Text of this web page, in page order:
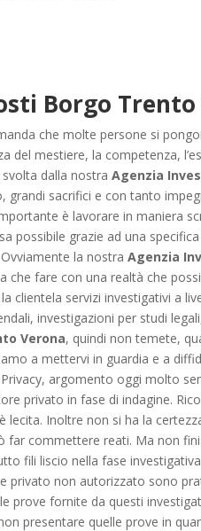
Borgo Trento
che molte persone si
mestiere, la competenza,
svolta dalla nostraAgenzia
sacrifici e con tanto
è lavorare in maniera
possibile grazie ad una
Ovviamente la nostraAgenzia
fare con una realtà che
servizi investigativi a
investigazioni per studi
Verona, quindi non temete,
a mettervi in guardia e a
argomento oggi molto
privato in fase di indagine.
lecita. Inoltre non si ha la
far commettere reati. Ma non
fili liscio nella fase
privato non autorizzato sono
prove fornite da questi
presentare quelle prove in